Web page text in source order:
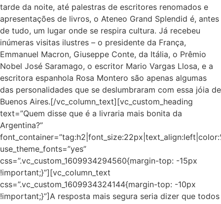
tarde da noite, até palestras de escritores renomados e
apresentações de livros, o Ateneo Grand Splendid é, antes
de tudo, um lugar onde se respira cultura. Já recebeu
inúmeras visitas ilustres – o presidente da França,
Emmanuel Macron, Giuseppe Conte, da Itália, o Prêmio
Nobel José Saramago, o escritor Mario Vargas Llosa, e a
escritora espanhola Rosa Montero são apenas algumas
das personalidades que se deslumbraram com essa jóia de
Buenos Aires.[/vc_column_text][vc_custom_heading
text=”Quem disse que é a livraria mais bonita da
Argentina?”
use_theme_fonts=”yes”
css=”.vc_custom_1609934294560{margin-top: -15px
!important;}”][vc_column_text
css=”.vc_custom_1609934324144{margin-top: -10px
!important;}”]A resposta mais segura seria dizer que todos